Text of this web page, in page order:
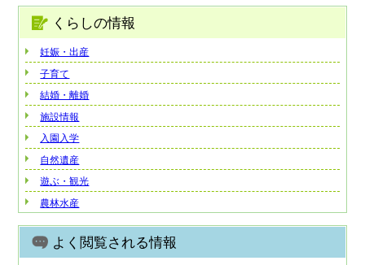
くらしの情報
妊娠・出産
子育て
結婚・離婚
施設情報
入園入学
自然遺産
遊ぶ・観光
農林水産
よく閲覧される情報